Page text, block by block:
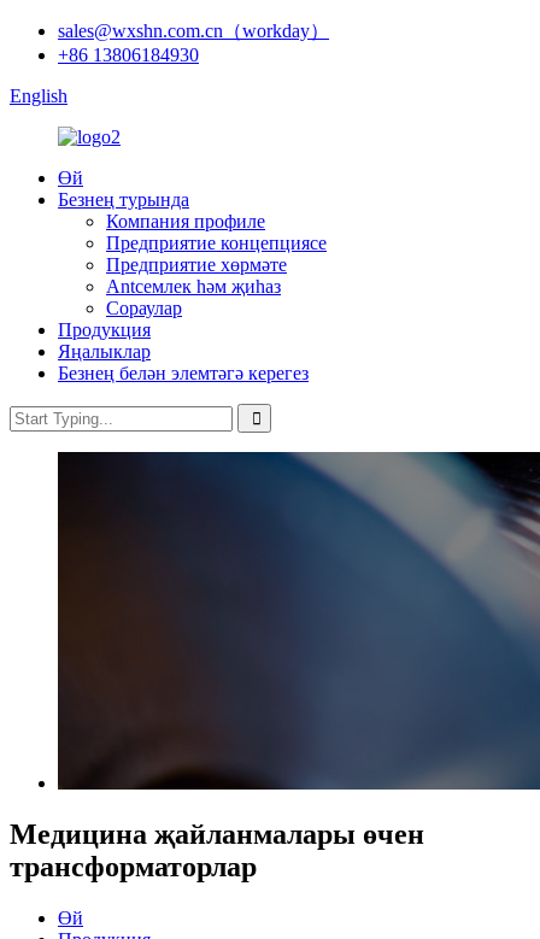
sales@wxshn.com.cn（workday）
+86 13806184930
English
Өй
Безнең турында
Компания профиле
Предприятие концепциясе
Предприятие хөрмәте
Antсемлек һәм җиһаз
Сораулар
Продукция
Яңалыклар
Безнең белән элемтәгә керегез
Медицина җайланмалары өчен
трансформаторлар
Өй